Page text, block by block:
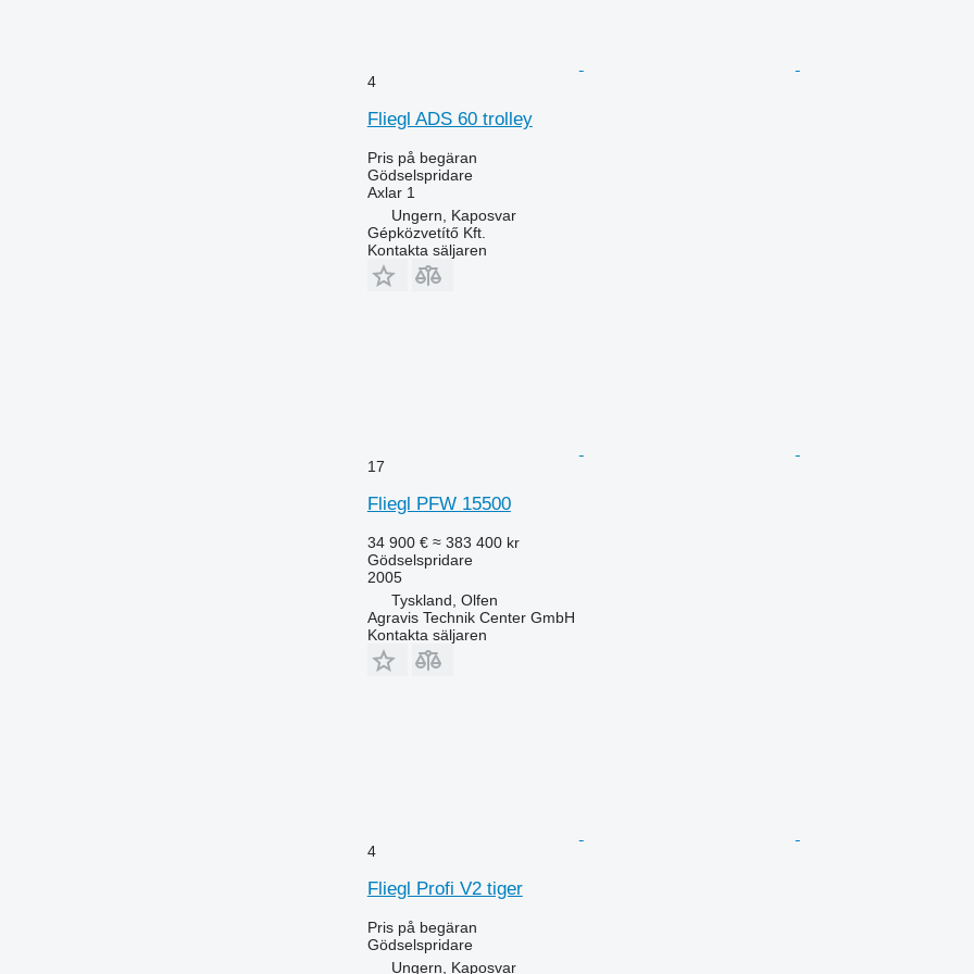
4
Fliegl ADS 60 trolley
Pris på begäran
Gödselspridare
Axlar 1
Ungern, Kaposvar
Gépközvetítő Kft.
Kontakta säljaren
17
Fliegl PFW 15500
34 900 € ≈ 383 400 kr
Gödselspridare
2005
Tyskland, Olfen
Agravis Technik Center GmbH
Kontakta säljaren
4
Fliegl Profi V2 tiger
Pris på begäran
Gödselspridare
Ungern, Kaposvar